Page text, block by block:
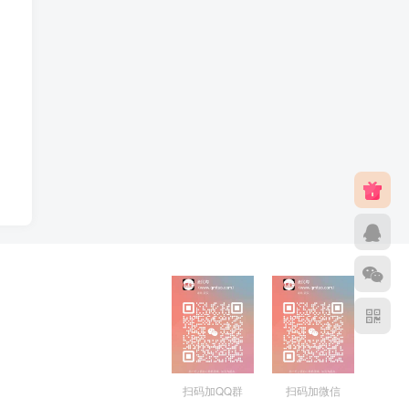
扫码加QQ群 扫码加微信